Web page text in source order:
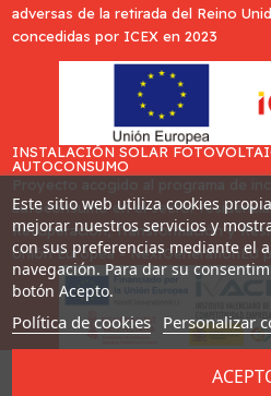
adversas de la retirada del Reino
concedidas por ICEX en 2023
INSTALACIÓN SOLAR
AUTOCONSUMO
autoconsumo en el sector
Recuperación, Transformación y
Unión Europea - NextGenerationEU
Desarrollado
Este sitio web utiliza cookies
mejorar nuestros servicios y
con sus preferencias mediante el
navegación. Para dar su
botón Acepto.
Política de cookies Personalizar